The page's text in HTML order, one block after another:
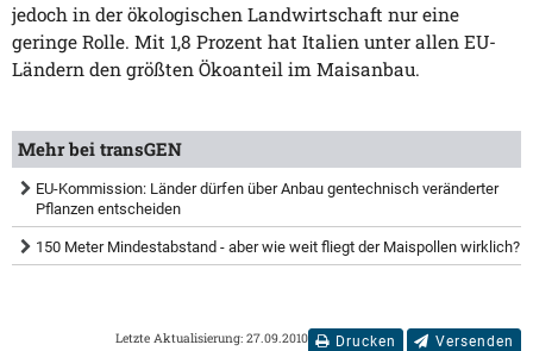
jedoch in der ökologischen Landwirtschaft nur eine
geringe Rolle. Mit 1,8 Prozent hat Italien unter allen EU-
Ländern den größten Ökoanteil im Maisanbau.
Mehr bei transGEN
EU-Kommission: Länder dürfen über Anbau gentechnisch veränderter
Pflanzen entscheiden
150 Meter Mindestabstand - aber wie weit fliegt der Maispollen wirklich?
Drucken Versenden
Letzte Aktualisierung: 27.09.2010